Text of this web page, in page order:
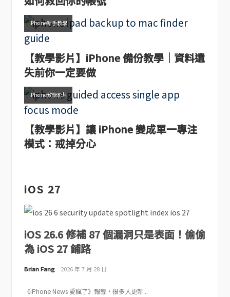
iPhone新手教學
【教學影片】iPhone 備份教學｜資料遺
失前你一定要做
iPhone教學影片
【教學影片】讓 iPhone 變成單一專注
模式：戒掉分心
iOS 27
iOS 26.6 修補 87 個漏洞只是表面！偷偷
為 iOS 27 鋪路
Brian Fang 2026 年 7 月 28 日
《iPhone News 愛瘋了》報導，很多人更新...